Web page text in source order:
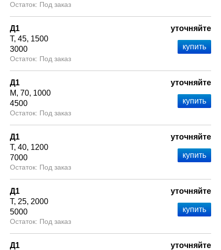
Под заказ
Д1
Т 45 1500
3000
Под заказ
уточняйте
Д1
М 70 1000
4500
Под заказ
уточняйте
Д1
Т 40 1200
7000
Под заказ
уточняйте
Д1
Т 25 2000
5000
Под заказ
уточняйте
Д1
уточняйте